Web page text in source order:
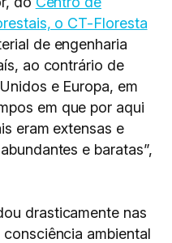
o CT-Floresta
de engenharia
ao contrário de
e Europa, em
em que por aqui
eram extensas e
e baratas”,
drasticamente nas
ambiental